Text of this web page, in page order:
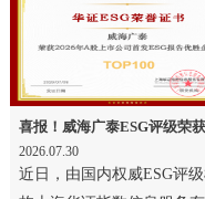
2026.07.30
近日，由国内权威ESG评